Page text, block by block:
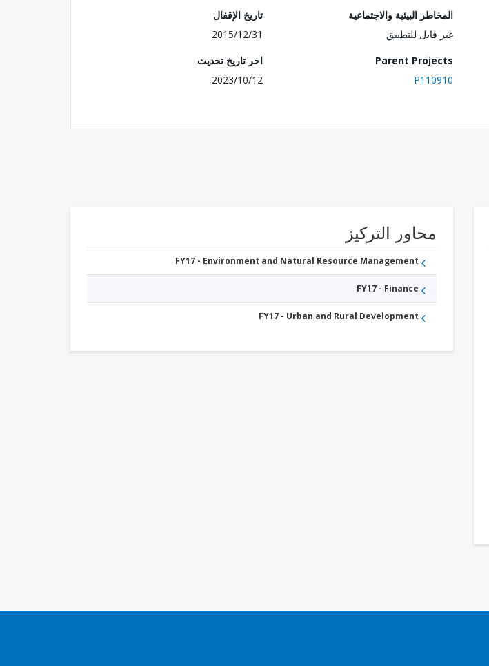
المخاطر البيئية والاجتماعية
غير قابل للتطبيق
تاريخ الإقفال
2015/12/31
Parent Projects
P110910
اخر تاريخ تحديث
2023/10/12
محاور التركيز
FY17 - Environment and Natural Resource Management
FY17 - Finance
FY17 - Urban and Rural Development